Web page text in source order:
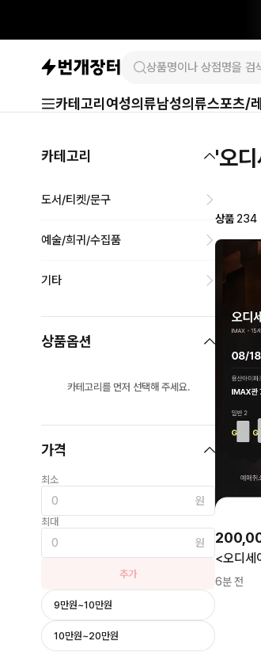
카테고리 여성의류남성의류스포츠/
카테고리
도서/티켓/문구
예술/희귀/수집품
기타
상품옵션
카테고리를 먼저 선택해 주세요.
가격
최소
원
최대
원
추가
9만원~10만원
10만원~20만원
'오
상품 234
6분 전